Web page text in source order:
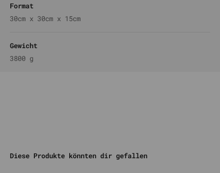
Format
30cm x 30cm x 15cm
Gewicht
3800 g
Diese Produkte könnten dir gefallen